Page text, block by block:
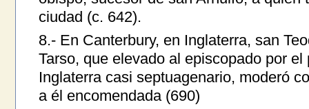
ciudad (c. 642).
8.- En Canterbury, en Inglaterra, san
Tarso, que elevado al episcopado por
Inglaterra casi septuagenario, moderó
a él encomendada (690)